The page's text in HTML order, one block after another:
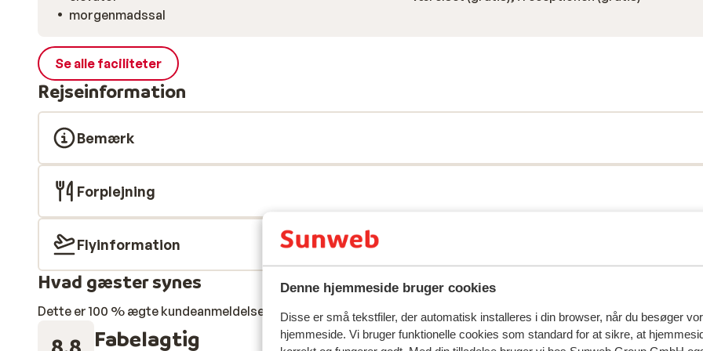
Denne hjemmeside bruger cookies
Disse er små tekstfiler, der automatisk installeres i din browser, når du besøger
hjemmeside. Vi bruger funktionelle cookies som standard for at sikre, at
morgenmadssal
Se alle faciliteter
Rejseinformation
Bemærk
Forplejning
Flyinformation
Hvad gæster synes
Dette er 100 % ægte kundeanmeldelser, der ærligt afspejler deres oplevelser med vores produkt.Mere om
8.8 Fabelagtig